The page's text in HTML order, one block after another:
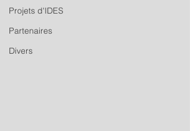
Projets d'IDES
Partenaires
Divers